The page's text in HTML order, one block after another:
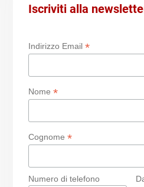
Iscriviti alla
Indirizzo Email *
Nome *
Cognome *
Numero di telefono